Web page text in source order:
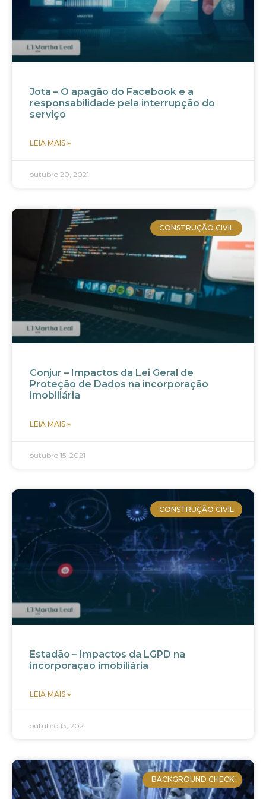
Jota – O apagão do Facebook e a
responsabilidade pela interrupção do
serviço
LEIA MAIS »
outubro 20, 2021
CONSTRUÇÃO CIVIL
Conjur – Impactos da Lei Geral de
Proteção de Dados na incorporação
imobiliária
LEIA MAIS »
outubro 15, 2021
CONSTRUÇÃO CIVIL
Estadão – Impactos da LGPD na
incorporação imobiliária
LEIA MAIS »
outubro 13, 2021
BACKGROUND CHECK